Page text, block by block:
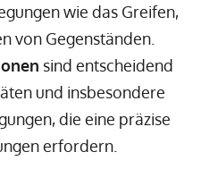
wie das Greifen,
von Gegenständen.
sind entscheidend
und insbesondere
die eine präzise
erfordern.